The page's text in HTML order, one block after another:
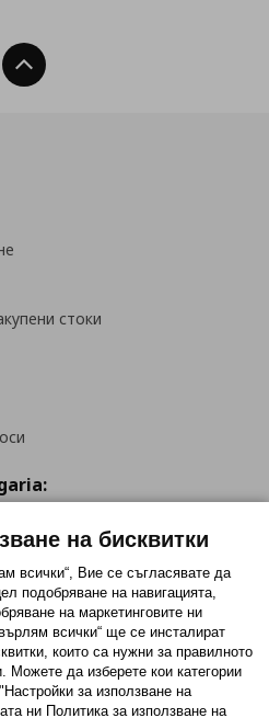
Нагоре
стоки
Instagram
на бисквитки
всички“, Вие се съгласявате да
подобряване на навигацията,
на маркетинговите ни
всички“ ще се инсталират
които са нужни за правилното
Можете да изберете кои категории
за използване на
ни Политика за използване на